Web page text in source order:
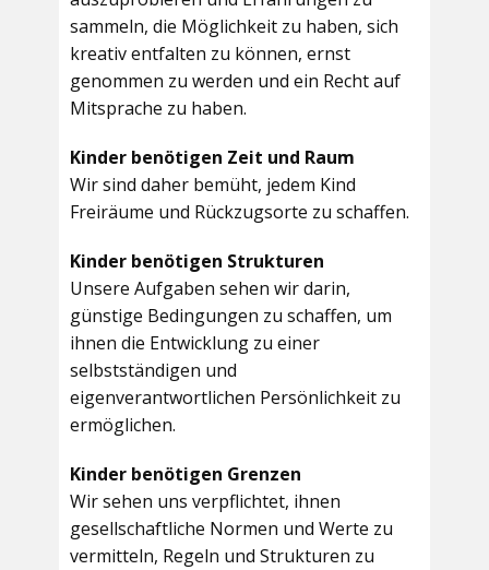
sammeln, die Möglichkeit zu haben, sich
kreativ entfalten zu können, ernst
genommen zu werden und ein Recht auf
Mitsprache zu haben.
Kinder benötigen Zeit und Raum
Wir sind daher bemüht, jedem Kind
Freiräume und Rückzugsorte zu schaffen.
Kinder benötigen Strukturen
Unsere Aufgaben sehen wir darin,
günstige Bedingungen zu schaffen, um
ihnen die Entwicklung zu einer
selbstständigen und
eigenverantwortlichen Persönlichkeit zu
ermöglichen.
Kinder benötigen Grenzen
Wir sehen uns verpflichtet, ihnen
gesellschaftliche Normen und Werte zu
vermitteln, Regeln und Strukturen zu